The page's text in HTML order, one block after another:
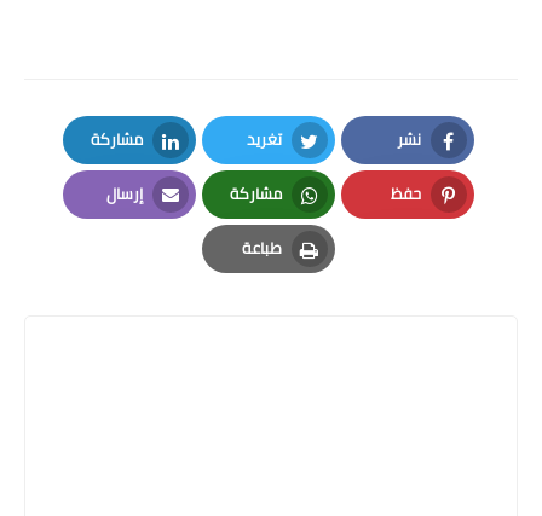
نشر
Facebook
تغريد
Twitter
مشاركة
LinkedIn
حفظ
Pinterest
مشاركة
Whatsapp
إرسال
Email
طباعة
Print